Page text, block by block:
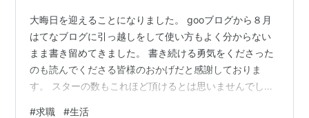
大晦日を迎えることになりました。 gooブログから８月
はてなブログに引っ越しをして使い方もよく分からない
まま書き留めてきました。 書き続ける勇気をくださった
のも読んでくださる皆様のおかげだと感謝しておりま
す。 スターの数もこれほど頂けるとは思いませんでし
#求職 #生活